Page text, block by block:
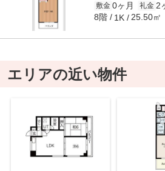
敷金 0ヶ月 礼金 2
8階 1K 25.50㎡
エリアの近い物件